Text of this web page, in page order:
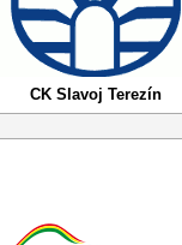
CK Slavoj Terezín